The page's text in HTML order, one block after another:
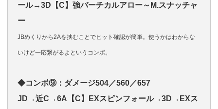
ール→3D【C】強バーチカルアロー～M.スナッチャ
ー
JBめくりから2Aを挟むことでヒット確認が簡単。使うかはわからな
いけど一応繋がるよというコンボ。
◆コンボ⑨：ダメージ504／560／657
JD→近C→6A【C】EXスピンフォール→3D→EXス